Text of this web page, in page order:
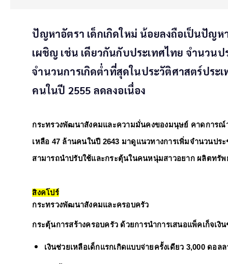
ปัญหาอัตรา เด็กเกิดใหม่ น้อยลงถือเป็นปัญ
เผชิญ เช่น เดียวกันกับประเทศไทย จำนวน
จำนวนการเกิดต่ำที่สุดในประวัติศาสตร์ประ
คนในปี 2555 ลดลงอเนื่อง
กระทรวงพัฒนาสังคมและความมั่นคงของมนุษย์ คาดการณ์
เหลือ 47 ล้านคนในปี 2643 มาดูแนวทางการเพิ่มจำนวนปร
สามารถนำปรับใช้และกระตุ้นในคนหนุ่มสาวอยาก ผลิตทรั
สิงคโปร์
กระทรวงพัฒนาสังคมและครอบครัว
กระตุ้นการสร้างครอบครัว ด้วยการนำการเสนอแพ็คเก็จเงิ
เงินช่วยเหลือเด็กแรกเกิดแบบจ่ายครั้งเดียว 3,000 ดอล